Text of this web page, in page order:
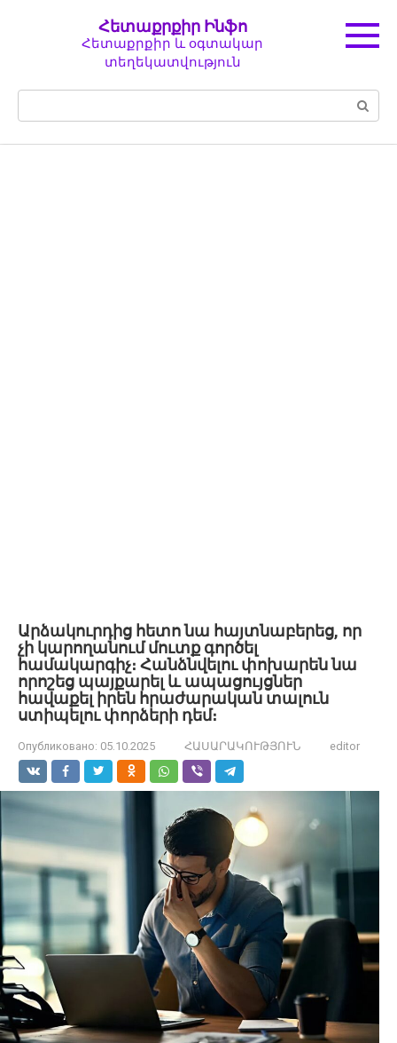
Հետաքրքիր Ինֆո
Հետաքրքիր և օգտակար
տեղեկատվություն
Արձակուրդից հետո նա հայտնաբերեց, որ
չի կարողանում մուտք գործել
համակարգիչ։ Հանձնվելու փոխարեն նա
որոշեց պայքարել և ապացույցներ
հավաքել իրեն հրաժարական տալուն
ստիպելու փորձերի դեմ։
Опубликовано: 05.10.2025 ՀԱՍԱՐԱԿՈՒԹՅՈՒՆ editor